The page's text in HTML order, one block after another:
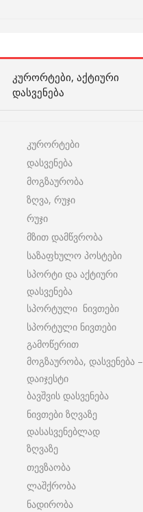
ᲙᲣᲠᲝᲠᲢᲔᲑᲘ, ᲐᲥᲢᲘᲣᲠᲘ
ᲓᲐᲡᲕᲔᲜᲔᲑᲐ
კურორტები
დასვენება
მოგზაურობა
ზღვა, რუჯი
რუჯი
მზით დამწვრობა
საზაფხულო პოსტები
სპორტი და აქტიური
დასვენება
სპორტული ნივთები
სპორტული ნივთები
გამოწერით
მოგზაურობა, დასვენება –
დაიჯესტი
ბავშვის დასვენება
ნივთები ზღვაზე
დასასვენებლად
ზღვაზე
თევზაობა
ლაშქრობა
ნადირობა